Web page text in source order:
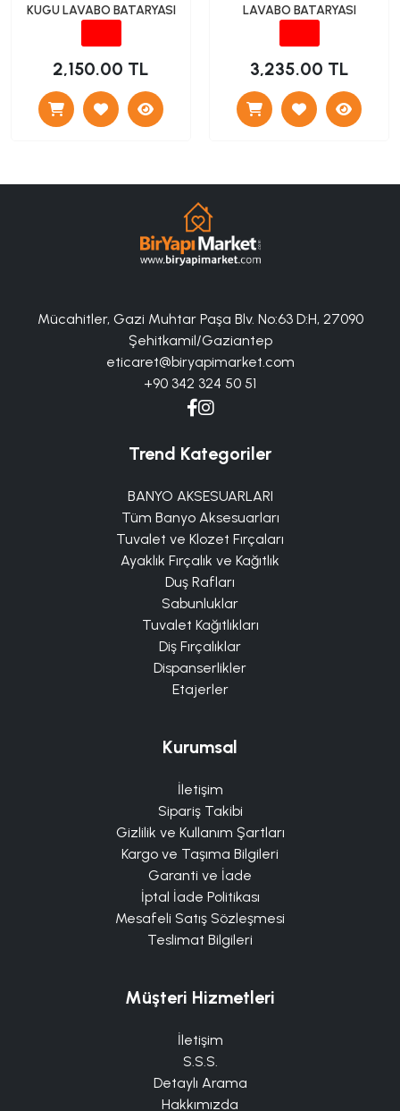
KUGU LAVABO BATARYASI
2,150.00 TL
LAVABO BATARYASI
3,235.00 TL
Mücahitler, Gazi Muhtar Paşa Blv. No:63 D:H, 27090
Şehitkamil/Gaziantep
eticaret@biryapimarket.com
+90 342 324 50 51
Trend Kategoriler
BANYO AKSESUARLARI
Tüm Banyo Aksesuarları
Tuvalet ve Klozet Fırçaları
Ayaklık Fırçalık ve Kağıtlık
Duş Rafları
Sabunluklar
Tuvalet Kağıtlıkları
Diş Fırçalıklar
Dispanserlikler
Etajerler
Kurumsal
İletişim
Sipariş Takibi
Gizlilik ve Kullanım Şartları
Kargo ve Taşıma Bilgileri
Garanti ve İade
İptal İade Politikası
Mesafeli Satış Sözleşmesi
Teslimat Bilgileri
Müşteri Hizmetleri
İletişim
S.S.S.
Detaylı Arama
Hakkımızda